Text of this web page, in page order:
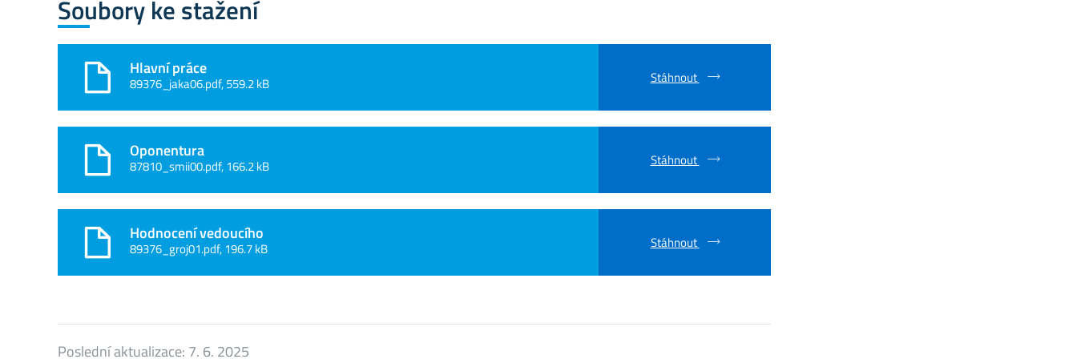
Soubory ke stažení
Hlavní práce
89376_jaka06.pdf, 559.2 kB Stáhnout
Oponentura
87810_smii00.pdf, 166.2 kB Stáhnout
Hodnocení vedoucího
89376_groj01.pdf, 196.7 kB Stáhnout
Poslední aktualizace: 7. 6. 2025